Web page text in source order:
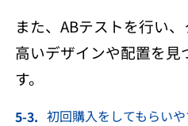
また、ABテストを行い
高いデザインや配置を見
す。
初回購入をしてもらい